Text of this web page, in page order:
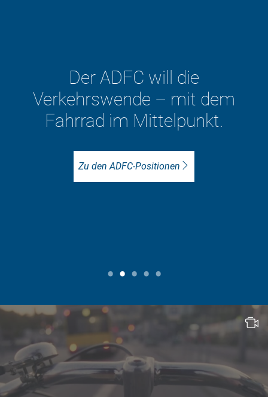
sind im ADFC vor Ort
besseren Radverkehr
Unser Ziel: Lebenswerte